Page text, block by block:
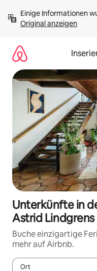
Inhalten
springenOriginal anzeigen
Unterkünfte in
Astrid
Buche einzigartige
mehr auf Airbnb.
Ort